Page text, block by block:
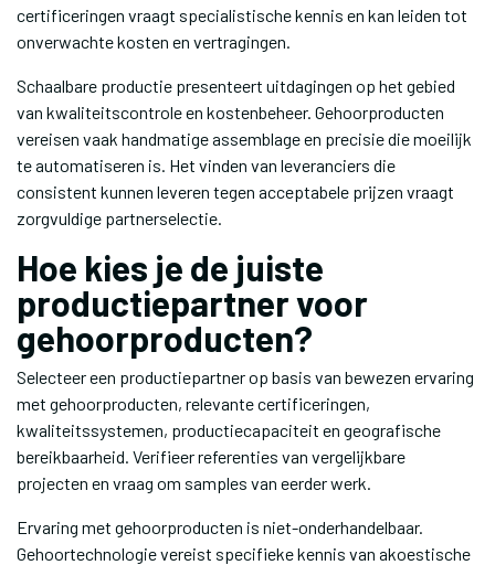
certificeringen vraagt specialistische kennis en kan leiden tot
onverwachte kosten en vertragingen.
Schaalbare productie presenteert uitdagingen op het gebied
van kwaliteitscontrole en kostenbeheer. Gehoorproducten
vereisen vaak handmatige assemblage en precisie die moeilijk
te automatiseren is. Het vinden van leveranciers die
consistent kunnen leveren tegen acceptabele prijzen vraagt
zorgvuldige partnerselectie.
Hoe kies je de juiste
productiepartner voor
gehoorproducten?
Selecteer een productiepartner op basis van bewezen ervaring
met gehoorproducten, relevante certificeringen,
kwaliteitssystemen, productiecapaciteit en geografische
bereikbaarheid. Verifieer referenties van vergelijkbare
projecten en vraag om samples van eerder werk.
Ervaring met gehoorproducten is niet-onderhandelbaar.
Gehoortechnologie vereist specifieke kennis van akoestische